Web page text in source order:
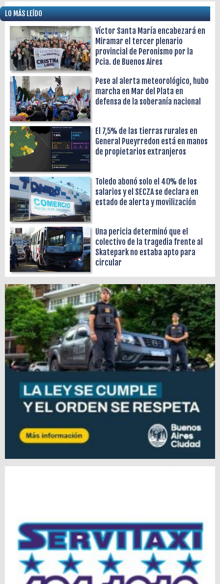
LO MÁS LEÍDO
Víctor Santa María encabezará en
Miramar el tercer plenario
provincial de Peronismo por la
Pcia. de Buenos Aires
Pese al alerta meteorológico, hubo
marcha en Mar del Plata en
defensa de la soberanía nacional
El 7,5% de las tierras rurales en
General Pueyrredon está en manos
de propietarios extranjeros
Toledo abonó solo el 40% de los
salarios y el SECZA se declara en
estado de alerta y movilización
Una pericia determinó que el
colectivo de la tragedia frente al
Skatepark no estaba apto para
circular